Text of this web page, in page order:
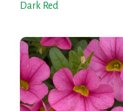
Dark Red